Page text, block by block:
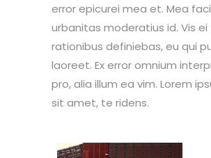
error epicurei mea et. Mea
urbanitas moderatius id. Vis ei
rationibus definiebas, eu qui
laoreet. Ex error omnium
pro, alia illum ea vim. Lorem
sit amet, te ridens.